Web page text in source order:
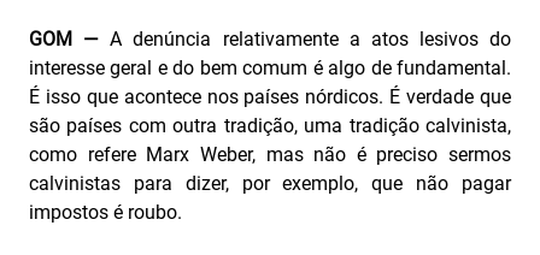
GOM — A denúncia relativamente a atos lesivos do
interesse geral e do bem comum é algo de fundamental.
É isso que acontece nos países nórdicos. É verdade que
são países com outra tradição, uma tradição calvinista,
como refere Marx Weber, mas não é preciso sermos
calvinistas para dizer, por exemplo, que não pagar
impostos é roubo.